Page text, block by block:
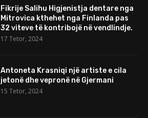
Fikrije Salihu Higjenistja dentare nga
Mitrovica kthehet nga Finlanda pas
32 viteve të kontribojë në vendlindje.
17 Tetor, 2024
Antoneta Krasniqi një artiste e cila
jetonë dhe vepronë në Gjermani
15 Tetor, 2024